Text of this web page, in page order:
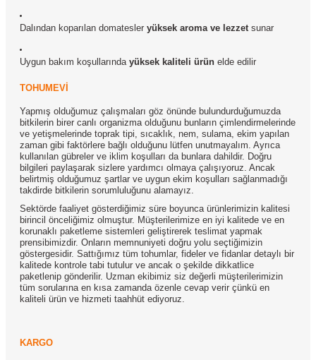
Dalından koparılan domatesler yüksek aroma ve lezzetsunar
Uygun bakım koşullarında yüksek kaliteli ürün elde edilir
TOHUMEVİ
Yapmış olduğumuz çalışmaları göz önünde bulundurduğumuzda
bitkilerin birer canlı organizma olduğunu bunların çimlendirmelerinde
ve yetişmelerinde toprak tipi, sıcaklık, nem, sulama, ekim yapılan
zaman gibi faktörlere bağlı olduğunu lütfen unutmayalım. Ayrıca
kullanılan gübreler ve iklim koşulları da bunlara dahildir. Doğru
bilgileri paylaşarak sizlere yardımcı olmaya çalışıyoruz. Ancak
belirtmiş olduğumuz şartlar ve uygun ekim koşulları sağlanmadığı
takdirde bitkilerin sorumluluğunu alamayız.
Sektörde faaliyet gösterdiğimiz süre boyunca ürünlerimizin kalitesi
birincil önceliğimiz olmuştur. Müşterilerimize en iyi kalitede ve en
korunaklı paketleme sistemleri geliştirerek teslimat yapmak
prensibimizdir. Onların memnuniyeti doğru yolu seçtiğimizin
göstergesidir. Sattığımız tüm tohumlar, fideler ve fidanlar detaylı bir
kalitede kontrole tabi tutulur ve ancak o şekilde dikkatlice
paketlenip gönderilir. Uzman ekibimiz siz değerli müşterilerimizin
tüm sorularına en kısa zamanda özenle cevap verir çünkü en
kaliteli ürün ve hizmeti taahhüt ediyoruz.
KARGO